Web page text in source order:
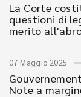
La Corte
questioni di
merito
07 Maggio 2025
Note a